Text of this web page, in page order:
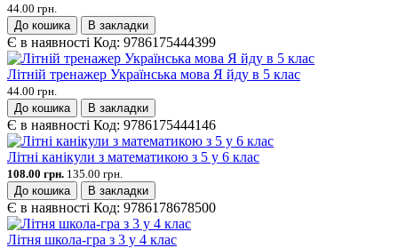
44.00 грн.
До кошика
В закладки
Є в наявності Код: 9786175444399
Літній тренажер Українська мова Я йду в 5 клас
44.00 грн.
До кошика
В закладки
Є в наявності Код: 9786175444146
Літні канікули з математикою з 5 у 6 клас
108.00 грн. 135.00 грн.
До кошика
В закладки
Є в наявності Код: 9786178678500
Літня школа-гра з 3 у 4 клас